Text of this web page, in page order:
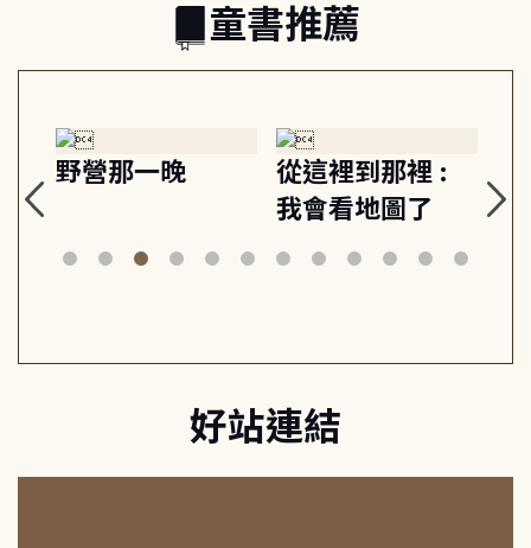
童書推薦
野營那一晚
從這裡到那裡 :
我會看地圖了
美
好站連結